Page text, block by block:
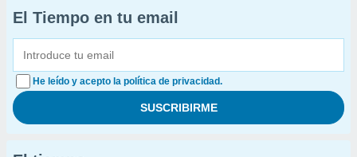
El Tiempo en tu email
He leído y acepto la política de privacidad.